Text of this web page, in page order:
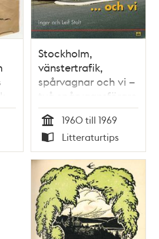
Stockholm,
vänstertrafik,
spårvagnar och vi –
två spårvagnsförare
minns / Inger och
Leif Stolt
Tid
1960 till 1969
Typ
Litteraturtips